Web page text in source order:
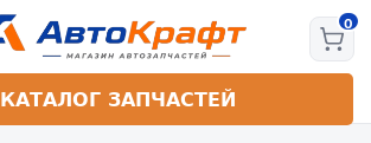
КАТАЛОГ ЗАПЧАСТЕЙ